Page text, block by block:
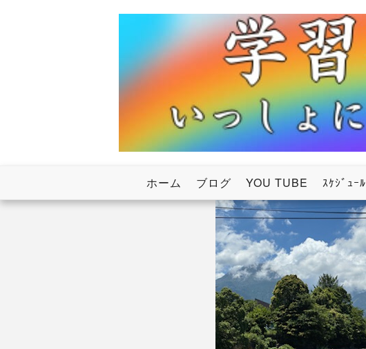
学習塾RainBow
ホーム ブログ YOU TUBE ｽｹｼﾞｭｰﾙ